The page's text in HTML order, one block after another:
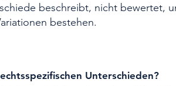
beschreibt, nicht bewertet,
bestehen.
Unterschieden?